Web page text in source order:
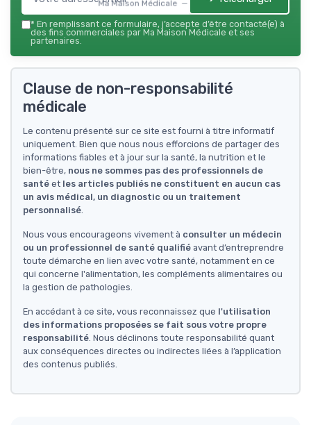
Ma Maison Médicale — 2026
* En remplissant ce formulaire, j’accepte d’être contacté(e) à
des fins commerciales par Ma Maison Médicale et ses
partenaires.
Clause de non-responsabilité
médicale
Le contenu présenté sur ce site est fourni à titre informatif
uniquement. Bien que nous nous efforcions de partager des
informations fiables et à jour sur la santé, la nutrition et le
bien-être, nous ne sommes pas des professionnels de
santé et les articles publiés ne constituent en aucun cas
un avis médical, un diagnostic ou un traitement
personnalisé.
Nous vous encourageons vivement à consulter un médecin
ou un professionnel de santé qualifié avant d’entreprendre
toute démarche en lien avec votre santé, notamment en ce
qui concerne l'alimentation, les compléments alimentaires ou
la gestion de pathologies.
En accédant à ce site, vous reconnaissez que l'utilisation
des informations proposées se fait sous votre propre
responsabilité. Nous déclinons toute responsabilité quant
aux conséquences directes ou indirectes liées à l’application
des contenus publiés.